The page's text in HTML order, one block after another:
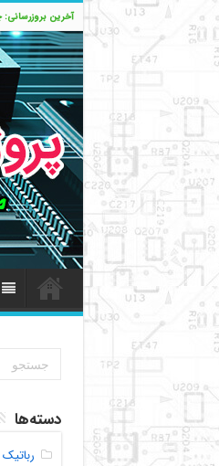
آخرین بروزرسانی:
دسته‌ها